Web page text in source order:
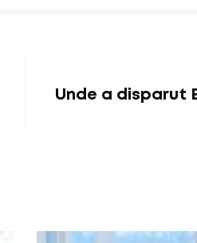
Unde a disparut